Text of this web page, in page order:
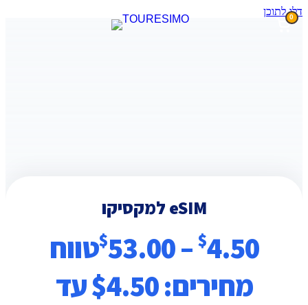
דלג לתוכן
0
eSIM למקסיקו
$4.50
–
$53.00 טווח
מחירים: ⁦$4.50⁩ עד